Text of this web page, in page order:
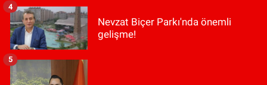
Nevzat Biçer Parkı'nda önemli
gelişme!
4
5